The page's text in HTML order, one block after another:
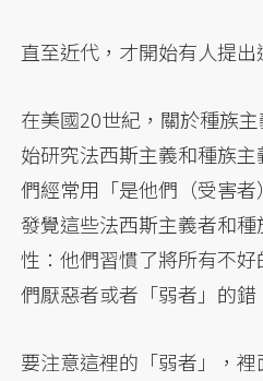
直至近代，才開始有人提出
在美國20世紀，關於種族
始研究法西斯主義和種族
們經常用「是他們（受害者
發覺這些法西斯主義者和
性：他們習慣了將所有不
們厭惡者或者「弱者」的錯
要注意這裡的「弱者」，